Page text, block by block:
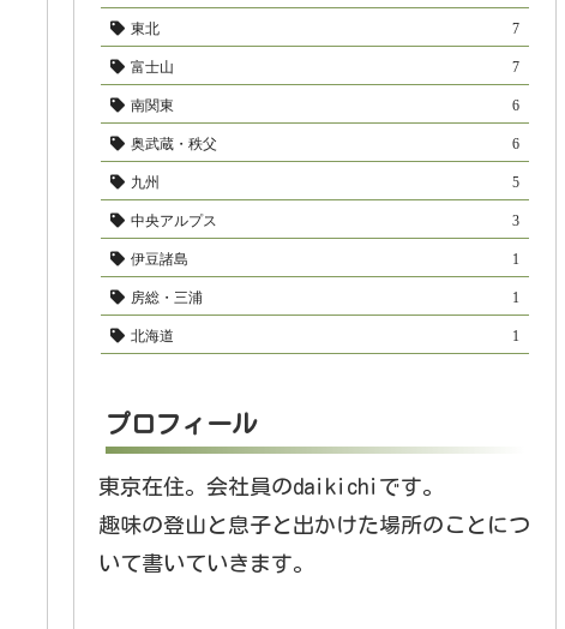
東北 7
富士山 7
南関東 6
奥武蔵・秩父 6
九州 5
中央アルプス 3
伊豆諸島 1
房総・三浦 1
北海道 1
プロフィール
東京在住。会社員のdaikichiです。
趣味の登山と息子と出かけた場所のことにつ
いて書いていきます。